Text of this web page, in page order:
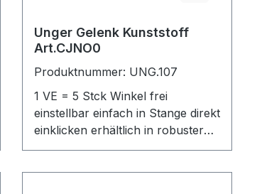
Unger Gelenk Kunststoff
Art.CJNO0
Produktnummer: UNG.107
1 VE = 5 Stck Winkel frei
einstellbar einfach in Stange direkt
einklicken erhältlich in robuster
Zinkversion oder leichter